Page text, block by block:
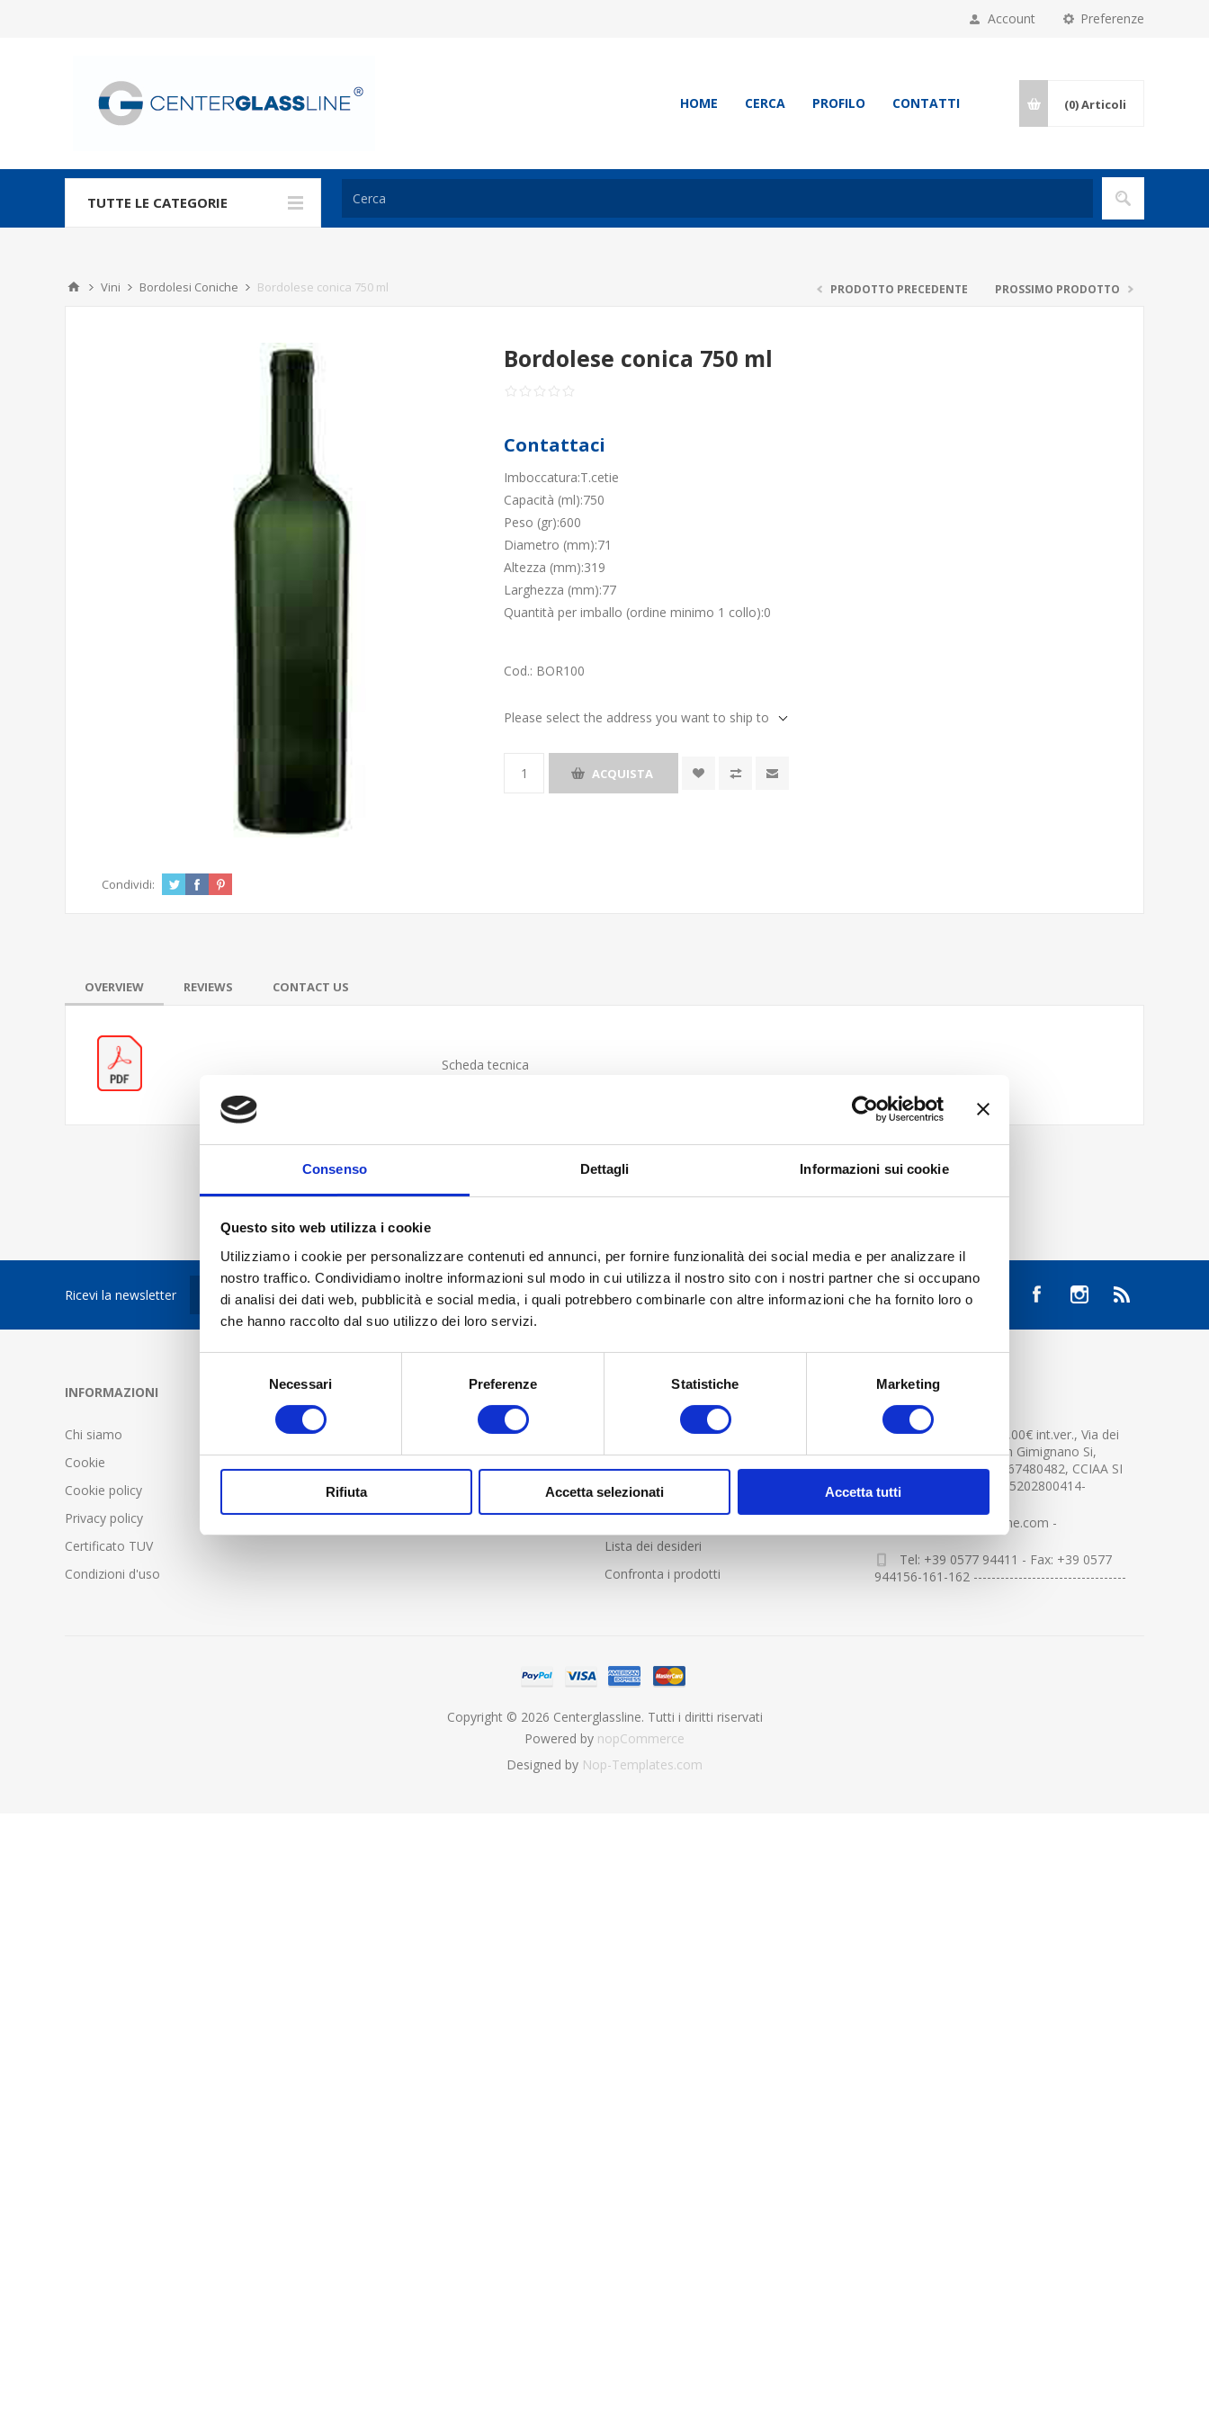
Consenso Dettagli Informazioni sui cookie
Questo sito web utilizza i cookie
Utilizziamo i cookie per personalizzare contenuti ed annunci, per fornire funzionalità dei social media e per analizzare il
nostro traffico. Condividiamo inoltre informazioni sul modo in cui utilizza il nostro sito con i nostri partner che si occupano
di analisi dei dati web, pubblicità e social media, i quali potrebbero combinarle con altre informazioni che ha fornito loro o
che hanno raccolto dal suo utilizzo dei loro servizi.
Necessari Preferenze Statistiche Marketing
Rifiuta Accetta selezionati Accetta tutti
Preferenze
Account
HOME CERCA PROFILO CONTATTI (0)Articoli
TUTTE LE CATEGORIE
Vini Bordolesi Coniche Bordolese conica 750 ml PRODOTTO PRECEDENTE PROSSIMO PRODOTTO
Bordolese conica 750 ml
Contattaci
Imboccatura:T.cetie
Capacità (ml):750
Peso (gr):600
Diametro (mm):71
Altezza (mm):319
Larghezza (mm):77
Quantità per imballo (ordine minimo 1 collo):0
Cod.: BOR100
Please select the address you want to ship to
ACQUISTA
Condividi:
OVERVIEW REVIEWS CONTACT US
Scheda tecnica
Ricevi la newsletter
INFORMAZIONI
Chi siamo
Cookie
Cookie policy
Privacy policy
Certificato TUV
Condizioni d'uso
FAQ - Domande frequenti
Spedizione e resi
Ordini
Carrello
Lista dei desideri
Confronta i prodotti
CONTATTACI
Cap.soc. 2.500.000,00€ int.ver., Via dei
platani n. 15, 53037 San Gimignano Si,
Part.IVA e Cod.Fisc.04367480482, CCIAA SI
n.94391 , MOCA=IT0905202800414-
info@centerglassline.com -
Tel: +39 0577 94411 - Fax: +39 0577
944156-161-162 ----------------------------------
Copyright © 2026 Centerglassline. Tutti i diritti riservati
Powered by nopCommerce
Designed by Nop-Templates.com